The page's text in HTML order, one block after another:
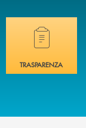
sulla
Hai bisogno di
TRASPARENZA